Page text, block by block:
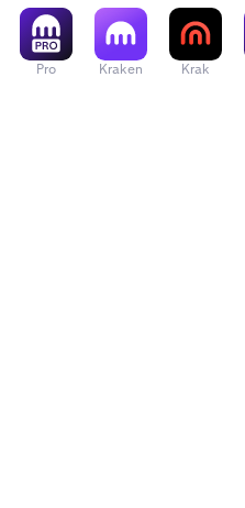
Pro Kraken Krak